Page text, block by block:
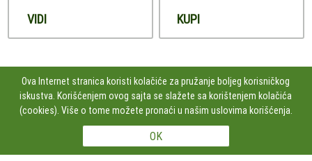
Ova Internet stranica koristi kolačiće za pružanje boljeg korisničkog
iskustva. Korišćenjem ovog sajta se slažete sa korištenjem kolačića
(cookies). Više o tome možete pronaći u našim uslovima korišćenja.
VIDI KUPI
PRATITE NAS
Studio Kamen Dizajn doo Čumićeva 2, lok.43, 11000 BEOGRAD, Srbija
Copyright 2026 Studio Kamen Dizajn doo Sva prava su zadržana. Powered by